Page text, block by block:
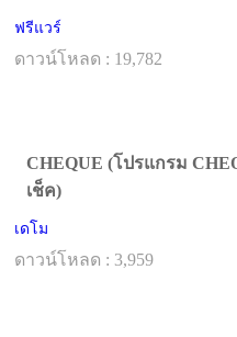
ฟรีแวร์
ดาวน์โหลด : 19,782
CHEQUE (โปรแกรม
เช็ค)
เดโม
ดาวน์โหลด : 3,959